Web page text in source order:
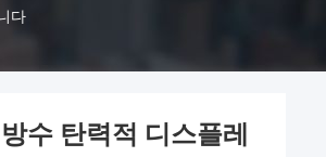
다
수 탄력적 디스플레